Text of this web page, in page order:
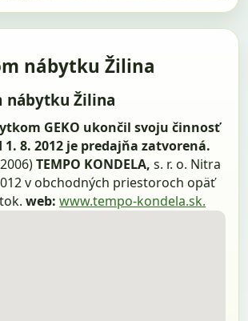
nábytku Žilina
nábytku Žilina
GEKO ukončil svoju činnosť
1. 8. 2012 je predajňa zatvorená.
TEMPO KONDELA,s. r. o. Nitra
v obchodných priestoroch opäť
web:www.tempo-kondela.sk.